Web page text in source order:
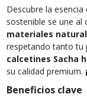
Descubre la esencia
sostenible se une al
materiales
respetando tanto tu
calcetines Sacha
su calidad premium.
Beneficios clave